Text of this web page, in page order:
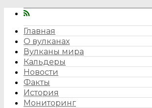
Главная
О вулканах
Вулканы мира
Кальдеры
Новости
Факты
История
Мониторинг